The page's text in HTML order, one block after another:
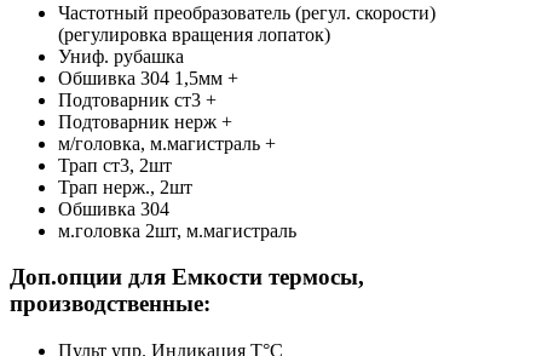
Частотный преобразователь (регул. скорости)
(регулировка вращения лопаток)
Униф. рубашка
Обшивка 304 1,5мм +
Подтоварник ст3 +
Подтоварник нерж +
м/головка, м.магистраль +
Трап ст3, 2шт
Трап нерж., 2шт
Обшивка 304
м.головка 2шт, м.магистраль
Доп.опции для Емкости термосы,
производственные:
Пульт упр. Индикация Т°С